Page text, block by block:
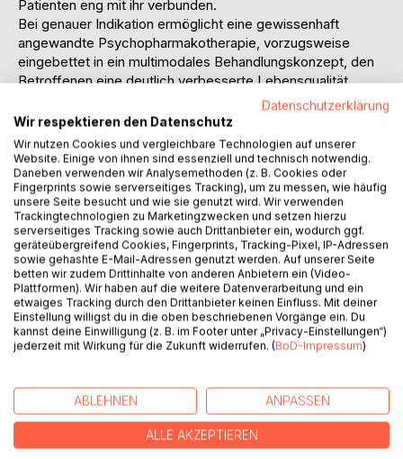
Patienten eng mit ihr verbunden.
Bei genauer Indikation ermöglicht eine gewissenhaft
angewandte Psychopharmakotherapie, vorzugsweise
eingebettet in ein multimodales Behandlungskonzept, den
Betroffenen eine deutlich verbesserte Lebensqualität.
Werden aber maßgebliche Faktoren bei einer Behandlung
mit psychotropen Medikamenten vernachlässigt, die Ziele
der Therapie nicht regelmäßig überprüft, die Betroffenen
(oder deren gesetzliche Betreuer) nicht über die
einhergehenden Risiken und Nebenwirkungen aufgeklärt,
stehen einem Missbrauch Türen und Tore offen.
In stationären Einrichtungen der Behindertenhilfe kommt
der Psychopharmakotherapie ein besonderer Stellenwert
zu. So ist nachgewiesen, dass bei Menschen mit geistiger
Behinderung die Wahrscheinlichkeit an psychischen
Störungen zu erkranken höher ist, als bei Nichtbehinderten.
Folglich liegt die Vermutung nahe, dass die
Behandlungsform mit psychotrop wirkenden
Medikamenten in Wohnstätten deutlich über dem
Die Arbeit setzt sich zunächst mit ausgewählten aktuellen
Studien zur komplexen Thematik Psychopharmakotherapie
auseinander. Außerdem werden grundlegende Konzepte
und Strategien im Umgang mit psychotrop wirkenden
Datenschutzerklärung
Wir respektieren den Datenschutz
Wir nutzen Cookies und vergleichbare Technologien auf unserer
Website. Einige von ihnen sind essenziell und technisch notwendig.
Daneben verwenden wir Analysemethoden (z. B. Cookies oder
Fingerprints sowie serverseitiges Tracking), um zu messen, wie häufig
unsere Seite besucht und wie sie genutzt wird. Wir verwenden
Trackingtechnologien zu Marketingzwecken und setzen hierzu
serverseitiges Tracking sowie auch Drittanbieter ein, wodurch ggf.
geräteübergreifend Cookies, Fingerprints, Tracking-Pixel, IP-Adressen
sowie gehashte E-Mail-Adressen genutzt werden. Auf unserer Seite
betten wir zudem Drittinhalte von anderen Anbietern ein (Video-
Plattformen). Wir haben auf die weitere Datenverarbeitung und ein
etwaiges Tracking durch den Drittanbieter keinen Einfluss. Mit deiner
Einstellung willigst du in die oben beschriebenen Vorgänge ein. Du
kannst deine Einwilligung (z. B. im Footer unter „Privacy-Einstellungen“)
jederzeit mit Wirkung für die Zukunft widerrufen. (BoD-Impressum)
ABLEHNEN ANPASSEN
ALLE AKZEPTIEREN